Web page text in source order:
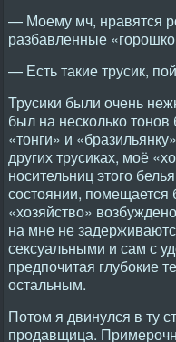
— Моему мч, нравятся
разбавленные
— Есть такие трусик,
Трусики были очень
был на несколько
«тонги» и
других трусиках, моё
носительниц этого
состоянии, помещается
«хозяйство»
на мне не
сексуальными и сам с
предпочитая глубокие
остальным.
Потом я двинулся в ту
продавщица.